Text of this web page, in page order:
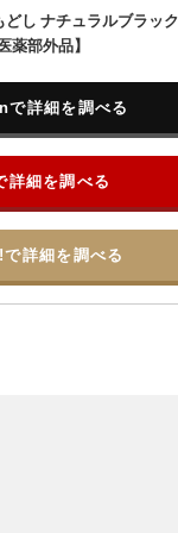
どし ナチュラルブラッ
薬部外品】
で詳細を調べる
詳細を調べる
詳細を調べる